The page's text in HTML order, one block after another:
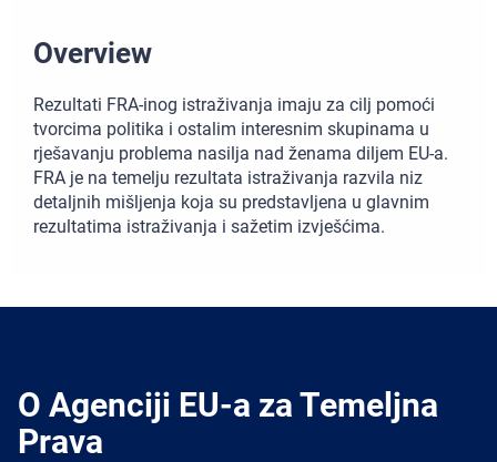
Overview
Rezultati FRA‑inog istraživanja imaju za cilj pomoći
tvorcima politika i ostalim interesnim skupinama u
rješavanju problema nasilja nad ženama diljem EU‑a.
FRA je na temelju rezultata istraživanja razvila niz
detaljnih mišljenja koja su predstavljena u glavnim
rezultatima istraživanja i sažetim izvješćima.
O Agenciji EU-a za Temeljna
Prava